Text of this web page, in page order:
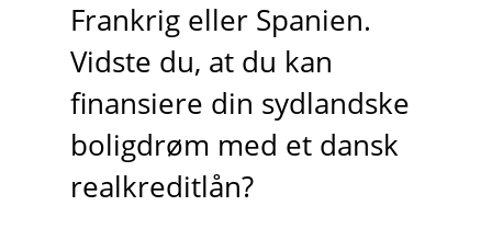
Frankrig eller Spanien.
Vidste du, at du kan
finansiere din sydlandske
boligdrøm med et dansk
realkreditlån?